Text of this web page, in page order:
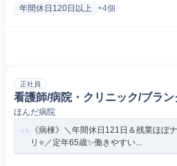
年間休日120日以上 +4個
正社員
看護師/病院・クリニック/ブラ
ほんだ病院
《病棟》＼年間休日121日＆残業ほぼ
リ⭐／定年65歳✨働きやすい...